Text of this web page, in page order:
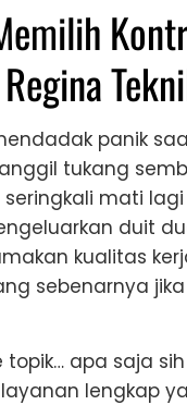
panik
tukang
seringkali mati
duit
kualitas
sebenarnya
topik… apa saja
lengkap